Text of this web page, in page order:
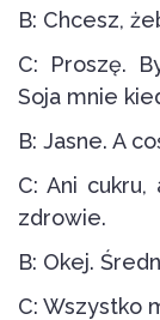
B: Chcesz,
C: Proszę.
Soja mnie
B: Jasne. A
C: Ani
zdrowie.
B: Okej.
C: Wszystko